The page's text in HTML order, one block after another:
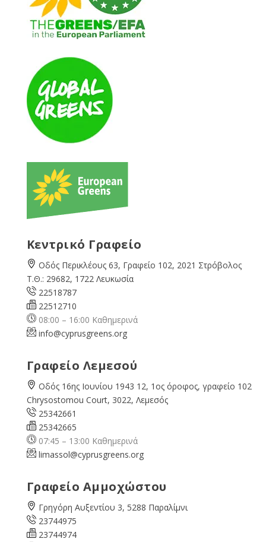
Κεντρικό Γραφείο
Οδός Περικλέους 63, Γραφείο 102, 2021 Στρόβολος
Τ.Θ.: 29682, 1722 Λευκωσία
22518787
22512710
08:00 – 16:00 Καθημερινά
info@cyprusgreens.org
Γραφείο Λεμεσού
Οδός 16ης Ιουνίου 1943 12, 1ος όροφος, γραφείο 102
Chrysostomou Court, 3022, Λεμεσός
25342661
25342665
07:45 – 13:00 Καθημερινά
limassol@cyprusgreens.org
Γραφείο Αμμοχώστου
Γρηγόρη Αυξεντίου 3, 5288 Παραλίμνι
23744975
23744974